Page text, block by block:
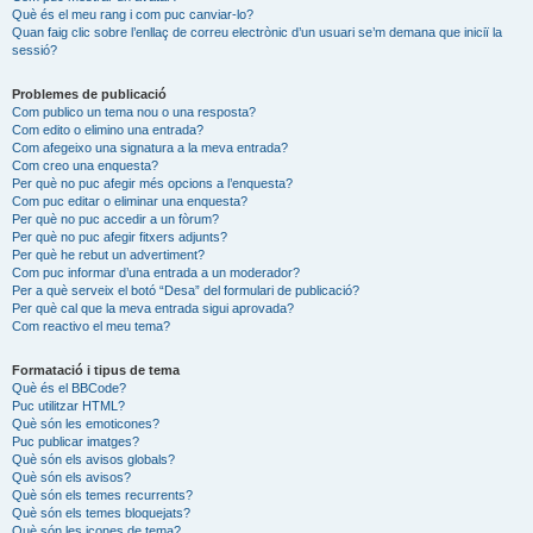
Què és el meu rang i com puc canviar-lo?
Quan faig clic sobre l’enllaç de correu electrònic d’un usuari se’m demana que iniciï la
sessió?
Problemes de publicació
Com publico un tema nou o una resposta?
Com edito o elimino una entrada?
Com afegeixo una signatura a la meva entrada?
Com creo una enquesta?
Per què no puc afegir més opcions a l’enquesta?
Com puc editar o eliminar una enquesta?
Per què no puc accedir a un fòrum?
Per què no puc afegir fitxers adjunts?
Per què he rebut un advertiment?
Com puc informar d’una entrada a un moderador?
Per a què serveix el botó “Desa” del formulari de publicació?
Per què cal que la meva entrada sigui aprovada?
Com reactivo el meu tema?
Formatació i tipus de tema
Què és el BBCode?
Puc utilitzar HTML?
Què són les emoticones?
Puc publicar imatges?
Què són els avisos globals?
Què són els avisos?
Què són els temes recurrents?
Què són els temes bloquejats?